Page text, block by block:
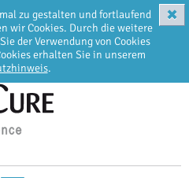
zu gestalten und fortlaufend
wir Cookies. Durch die weitere
der Verwendung von Cookies
erhalten Sie in unserem
.
✖